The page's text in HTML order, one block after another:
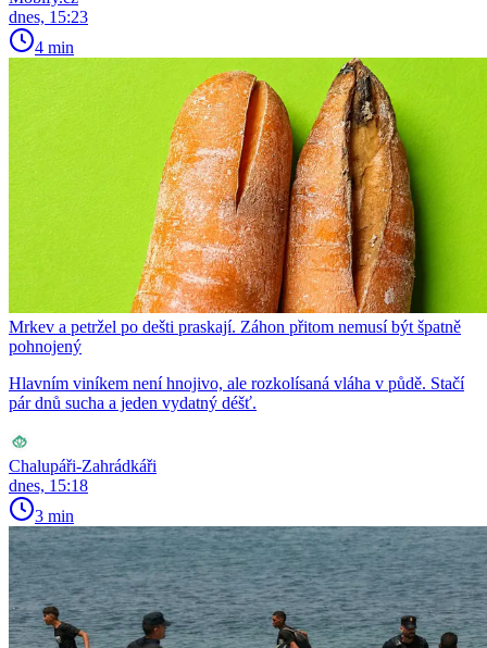
dnes, 15:23
4 min
Mrkev a petržel po dešti praskají. Záhon přitom nemusí být špatně
pohnojený
Hlavním viníkem není hnojivo, ale rozkolísaná vláha v půdě. Stačí
pár dnů sucha a jeden vydatný déšť.
Chalupáři-Zahrádkáři
dnes, 15:18
3 min